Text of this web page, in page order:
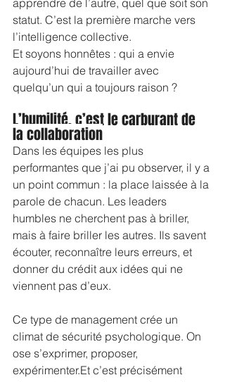
apprendre de l’autre, quel que soit son
statut. C’est la première marche vers
l’intelligence collective.
Et soyons honnêtes : qui a envie
aujourd’hui de travailler avec
quelqu’un qui a toujours raison ?
L’humilité, c’est le carburant de
la collaboration
Dans les équipes les plus
performantes que j’ai pu observer, il y a
un point commun : la place laissée à la
parole de chacun. Les leaders
humbles ne cherchent pas à briller,
mais à faire briller les autres. Ils savent
écouter, reconnaître leurs erreurs, et
donner du crédit aux idées qui ne
viennent pas d’eux.
Ce type de management crée un
climat de sécurité psychologique. On
ose s’exprimer, proposer,
expérimenter.Et c’est précisément